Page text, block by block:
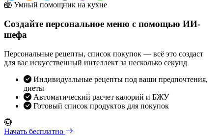
Умный помощник на кухне
Создайте персональное меню с помощью ИИ-
шефа
Персональные рецепты, список покупок — всё это создаст
для вас искусственный интеллект за несколько секунд
Индивидуальные рецепты под ваши предпочтения,
диеты
Автоматический расчет калорий и БЖУ
Готовый список продуктов для покупок
Начать бесплатно